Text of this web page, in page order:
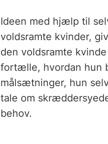
Ideen med hjælp til
voldsramte kvinder,
den voldsramte
fortælle, hvordan hun
målsætninger, hun
tale om
behov.